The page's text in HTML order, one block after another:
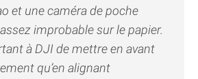
et une caméra de poche
improbable sur le papier.
à DJI de mettre en avant
qu’en alignant